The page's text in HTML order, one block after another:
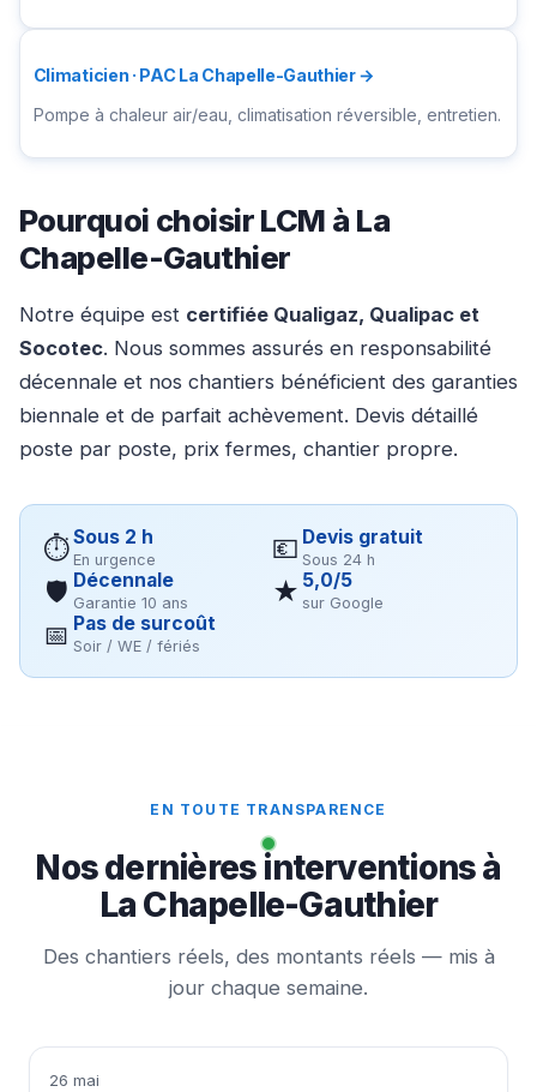
Climaticien · PAC La Chapelle-Gauthier →
Pompe à chaleur air/eau, climatisation réversible, entretien.
Pourquoi choisir LCM à La
Chapelle-Gauthier
Notre équipe est certifiée Qualigaz, Qualipac et
Socotec. Nous sommes assurés en responsabilité
décennale et nos chantiers bénéficient des garanties
biennale et de parfait achèvement. Devis détaillé
poste par poste, prix fermes, chantier propre.
⏱Sous 2 h
En urgence 💶 Devis gratuit
Sous 24 h
🛡 Décennale
Garantie 10 ans ★ 5,0/5
sur Google
📅 Pas de surcoût
Soir / WE / fériés
EN TOUTE TRANSPARENCE
Nos dernières interventions à
La Chapelle-Gauthier
Des chantiers réels, des montants réels — mis à
jour chaque semaine.
26 mai